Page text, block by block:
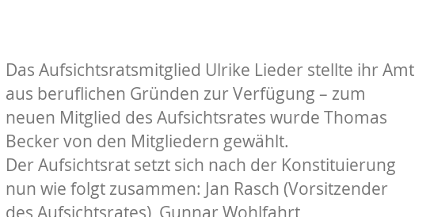
Das Aufsichtsratsmitglied Ulrike Lieder stellte ihr Amt
aus beruflichen Gründen zur Verfügung – zum
neuen Mitglied des Aufsichtsrates wurde Thomas
Becker von den Mitgliedern gewählt.
Der Aufsichtsrat setzt sich nach der Konstituierung
nun wie folgt zusammen: Jan Rasch (Vorsitzender
des Aufsichtsrates), Gunnar Wohlfahrt